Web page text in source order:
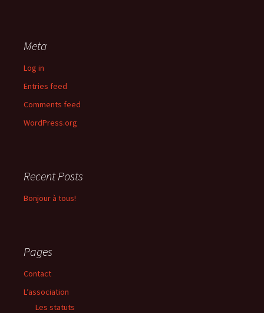
Meta
Log in
Entries feed
Comments feed
WordPress.org
Recent Posts
Bonjour à tous!
Pages
Contact
L’association
Les statuts